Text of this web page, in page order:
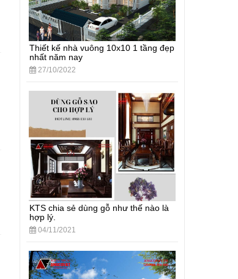
Thiết kế nhà vuông 10x10 1 tầng đẹp
nhất năm nay
27/10/2022
KTS chia sẻ dùng gỗ như thế nào là
hợp lý.
04/11/2021